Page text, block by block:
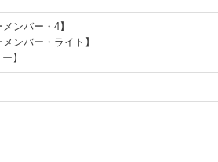
ンバー・4】
ンバー・ライト】
】